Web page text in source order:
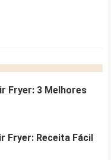
Fryer: 3 Melhores
Fryer: Receita Fácil